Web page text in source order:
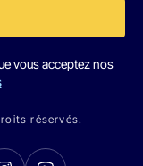
vous acceptez nos
réservés.